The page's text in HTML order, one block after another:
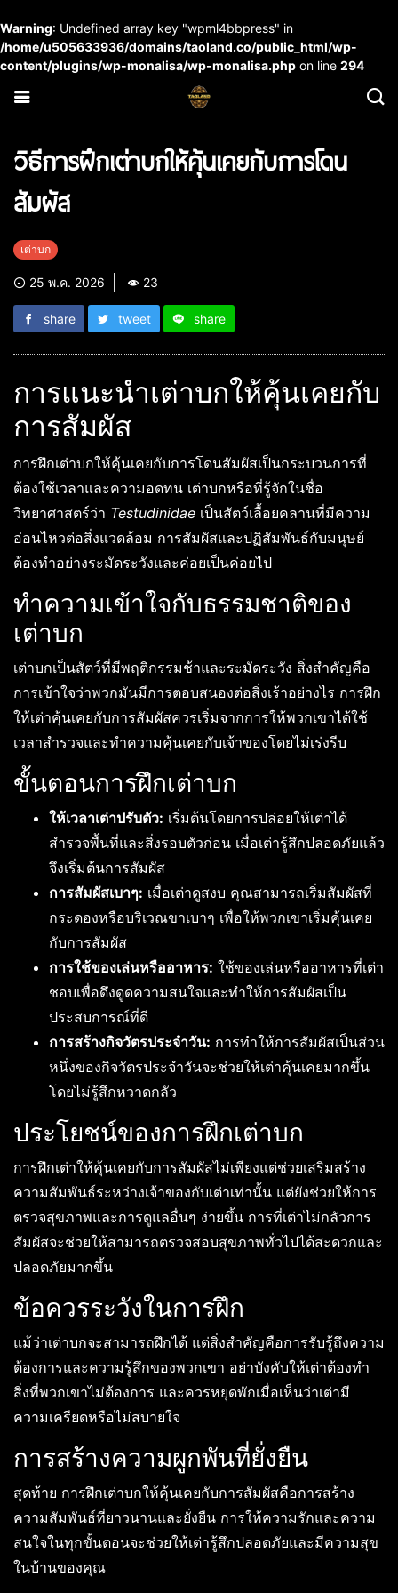
Warning: Undefined array key "wpml4bbpress" in
/home/u505633936/domains/taoland.co/public_html/wp-
content/plugins/wp-monalisa/wp-monalisa.php on line 294
วิธีการฝึกเต่าบกให้คุ้นเคยกับการโดน
สัมผัส
เต่าบก
25 พ.ค. 2026 23
share tweet share
การแนะนำเต่าบกให้คุ้นเคยกับ
การสัมผัส
การฝึกเต่าบกให้คุ้นเคยกับการโดนสัมผัสเป็นกระบวนการที่
ต้องใช้เวลาและความอดทน เต่าบกหรือที่รู้จักในชื่อ
วิทยาศาสตร์ว่า Testudinidae เป็นสัตว์เลื้อยคลานที่มีความ
อ่อนไหวต่อสิ่งแวดล้อม การสัมผัสและปฏิสัมพันธ์กับมนุษย์
ต้องทำอย่างระมัดระวังและค่อยเป็นค่อยไป
ทำความเข้าใจกับธรรมชาติของ
เต่าบก
เต่าบกเป็นสัตว์ที่มีพฤติกรรมช้าและระมัดระวัง สิ่งสำคัญคือ
การเข้าใจว่าพวกมันมีการตอบสนองต่อสิ่งเร้าอย่างไร การฝึก
ให้เต่าคุ้นเคยกับการสัมผัสควรเริ่มจากการให้พวกเขาได้ใช้
เวลาสำรวจและทำความคุ้นเคยกับเจ้าของโดยไม่เร่งรีบ
ขั้นตอนการฝึกเต่าบก
ให้เวลาเต่าปรับตัว: เริ่มต้นโดยการปล่อยให้เต่าได้
สำรวจพื้นที่และสิ่งรอบตัวก่อน เมื่อเต่ารู้สึกปลอดภัยแล้ว
จึงเริ่มต้นการสัมผัส
การสัมผัสเบาๆ: เมื่อเต่าดูสงบ คุณสามารถเริ่มสัมผัสที่
กระดองหรือบริเวณขาเบาๆ เพื่อให้พวกเขาเริ่มคุ้นเคย
กับการสัมผัส
การใช้ของเล่นหรืออาหาร: ใช้ของเล่นหรืออาหารที่เต่า
ชอบเพื่อดึงดูดความสนใจและทำให้การสัมผัสเป็น
ประสบการณ์ที่ดี
การสร้างกิจวัตรประจำวัน: การทำให้การสัมผัสเป็นส่วน
หนึ่งของกิจวัตรประจำวันจะช่วยให้เต่าคุ้นเคยมากขึ้น
โดยไม่รู้สึกหวาดกลัว
ประโยชน์ของการฝึกเต่าบก
การฝึกเต่าให้คุ้นเคยกับการสัมผัสไม่เพียงแต่ช่วยเสริมสร้าง
ความสัมพันธ์ระหว่างเจ้าของกับเต่าเท่านั้น แต่ยังช่วยให้การ
ตรวจสุขภาพและการดูแลอื่นๆ ง่ายขึ้น การที่เต่าไม่กลัวการ
สัมผัสจะช่วยให้สามารถตรวจสอบสุขภาพทั่วไปได้สะดวกและ
ปลอดภัยมากขึ้น
ข้อควรระวังในการฝึก
แม้ว่าเต่าบกจะสามารถฝึกได้ แต่สิ่งสำคัญคือการรับรู้ถึงความ
ต้องการและความรู้สึกของพวกเขา อย่าบังคับให้เต่าต้องทำ
สิ่งที่พวกเขาไม่ต้องการ และควรหยุดพักเมื่อเห็นว่าเต่ามี
ความเครียดหรือไม่สบายใจ
การสร้างความผูกพันที่ยั่งยืน
สุดท้าย การฝึกเต่าบกให้คุ้นเคยกับการสัมผัสคือการสร้าง
ความสัมพันธ์ที่ยาวนานและยั่งยืน การให้ความรักและความ
สนใจในทุกขั้นตอนจะช่วยให้เต่ารู้สึกปลอดภัยและมีความสุข
ในบ้านของคุณ